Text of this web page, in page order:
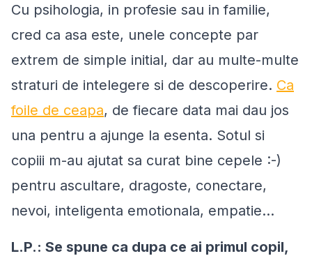
Cu psihologia, in profesie sau in familie,
cred ca asa este, unele concepte par
extrem de simple initial, dar au multe-multe
straturi de intelegere si de descoperire. Ca
foile de ceapa, de fiecare data mai dau jos
una pentru a ajunge la esenta. Sotul si
copiii m-au ajutat sa curat bine cepele :-)
pentru ascultare, dragoste, conectare,
nevoi, inteligenta emotionala, empatie...
L.P.: Se spune ca dupa ce ai primul copil,